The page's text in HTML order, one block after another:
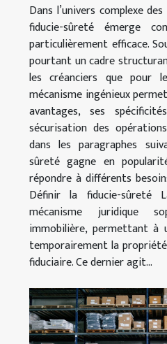
Dans l’univers complexe
fiducie-sûreté émerge
particulièrement efficace.
pourtant un cadre
les créanciers que pour
mécanisme ingénieux
avantages, ses
sécurisation des
dans les paragraphes
sûreté gagne en
répondre à différents
Définir la fiducie-sûreté
mécanisme juridique
immobilière, permettant
temporairement la
fiduciaire. Ce dernier agit...